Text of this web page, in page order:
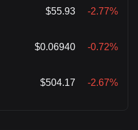
$55.93 -2.77%
$0.06940 -0.72%
$504.17 -2.67%